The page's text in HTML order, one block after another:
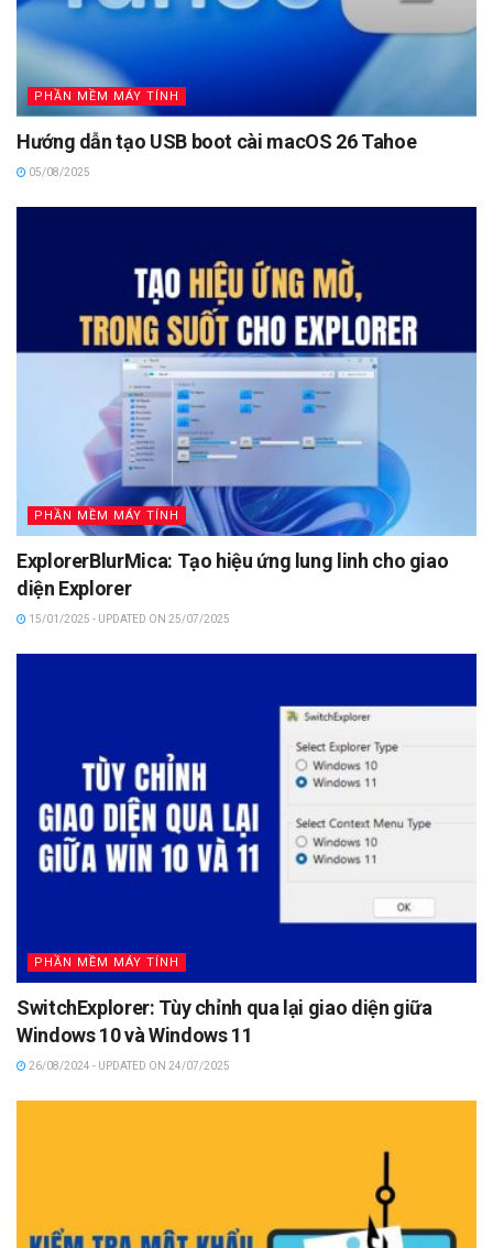
PHẦN MỀM MÁY TÍNH
Hướng dẫn tạo USB boot cài macOS 26 Tahoe
05/08/2025
PHẦN MỀM MÁY TÍNH
ExplorerBlurMica: Tạo hiệu ứng lung linh cho giao
diện Explorer
15/01/2025 - UPDATED ON 25/07/2025
PHẦN MỀM MÁY TÍNH
SwitchExplorer: Tùy chỉnh qua lại giao diện giữa
Windows 10 và Windows 11
26/08/2024 - UPDATED ON 24/07/2025